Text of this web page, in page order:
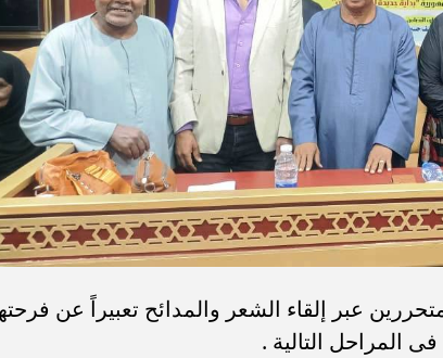
عبر إلقاء الشعر والمدائح تعبيراً عن
المراحل التالية .